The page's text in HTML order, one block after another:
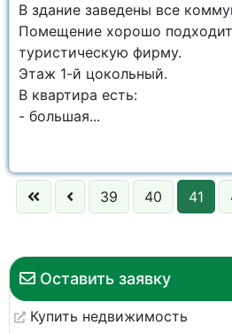
Оставить заявку
Купить недвижимость
В здание заведены все
Помещение хорошо
туристическую фирму.
Этаж 1-й цокольный.
В квартира есть:
- большая...
39 40 41